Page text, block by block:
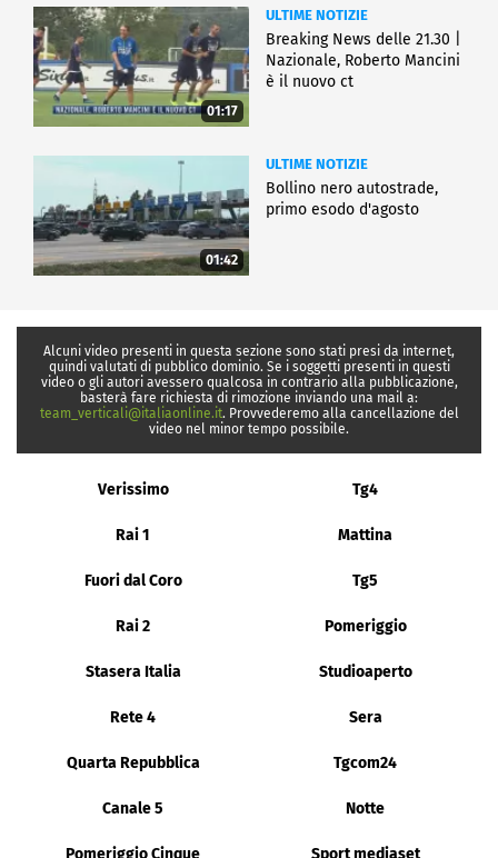
01:17
ULTIME NOTIZIE
Breaking News delle 21.30 |
Nazionale, Roberto Mancini
è il nuovo ct
01:42
ULTIME NOTIZIE
Bollino nero autostrade,
primo esodo d'agosto
Alcuni video presenti in questa sezione sono stati presi da internet,
quindi valutati di pubblico dominio. Se i soggetti presenti in questi
video o gli autori avessero qualcosa in contrario alla pubblicazione,
basterà fare richiesta di rimozione inviando una mail a:
team_verticali@italiaonline.it. Provvederemo alla cancellazione del
video nel minor tempo possibile.
Verissimo Tg4
Rai 1 Mattina
Fuori dal Coro Tg5
Rai 2 Pomeriggio
Stasera Italia Studioaperto
Rete 4 Sera
Quarta Repubblica Tgcom24
Canale 5 Notte
Pomeriggio Cinque Sport mediaset